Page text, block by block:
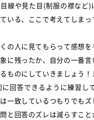
線や見た目(制服の襟など
いる、ここで考えてしま
の人に見てもらって感想
に残ったか、自分の一番
ものにしていきましょう
回答できるように練習し
一致しているつもりでも
と回答のズレは減らすこ